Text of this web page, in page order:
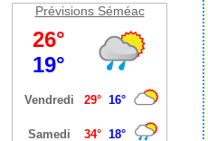
Prévisions Séméac